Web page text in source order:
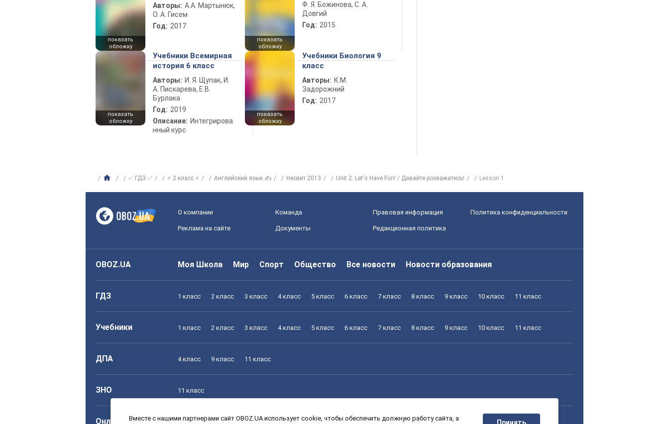
показать
обложку
Авторы: А.А. Мартынюк,
О. А. Гисем
Год: 2017
показать
обложку
Ф. Я. Божинова, С. А.
Довгий
Год: 2015
показать
обложку
Учебники Всемирная
история 6 класс
Авторы: И. Я. Щупак, И.
А. Пискарева, Е.В.
Бурлака
Год: 2019
Описание: Интегрирова
нный курс
показать
обложку
Учебники Биология 9
класс
Авторы: К.М.
Задорожний
Год: 2017
✅ ГДЗ ✅ ⚡ 2 класс ⚡ Английский язык ✍ Несвит 2013 Unit 2. Let's Have Fun! / Давайте розважатись! Lesson 1
О компании Команда Правовая информация Политика конфиденциальности
Реклама на сайте Документы Редакционная политика
OBOZ.UA Моя Школа Мир Спорт Общество Все новости Новости образования
ГДЗ 1 класс 2 класс 3 класс 4 класс 5 класс 6 класс 7 класс 8 класс 9 класс 10 класс 11 класс
Учебники 1 класс 2 класс 3 класс 4 класс 5 класс 6 класс 7 класс 8 класс 9 класс 10 класс 11 класс
ДПА 4 класс 9 класс 11 класс
ЗНО 11 класс
Онлайн уроки 1 класс 2 класс 3 класс 4 класс 5 класс 6 класс 7 класс 8 класс 9 класс 10 класс 11 класс
Вместе с нашими партнерами сайт OBOZ.UA использует cookie, чтобы обеспечить должную работу сайта, а